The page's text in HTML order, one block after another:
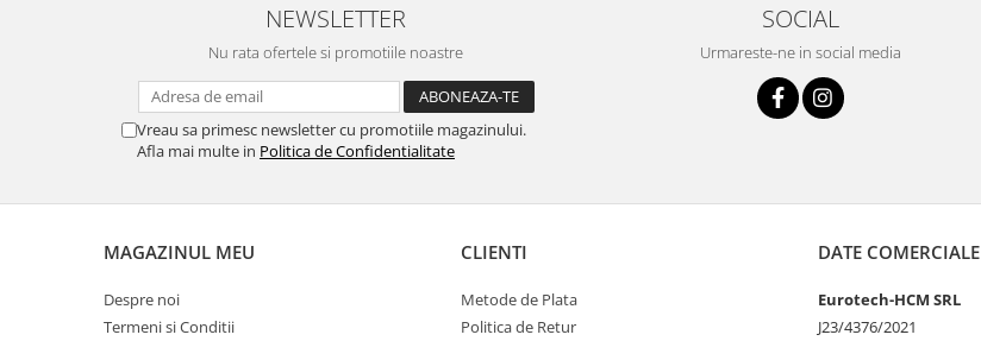
NEWSLETTER
Nu rata ofertele si promotiile noastre
Vreau sa primesc newsletter cu promotiile magazinului.
Afla mai multe in Politica de Confidentialitate
SOCIAL
Urmareste-ne in social media
MAGAZINUL MEU
Despre noi
Termeni si Conditii
CLIENTI
Metode de Plata
Politica de Retur
DATE COMERCIALE
Eurotech-HCM SRL
J23/4376/2021